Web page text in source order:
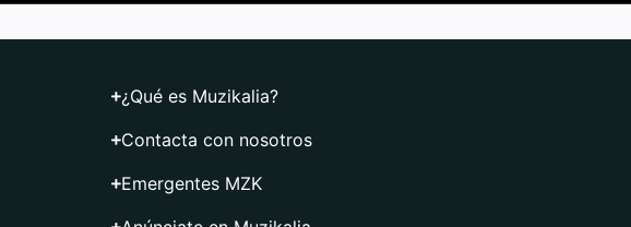
¿Qué es Muzikalia?
Contacta con nosotros
Emergentes MZK